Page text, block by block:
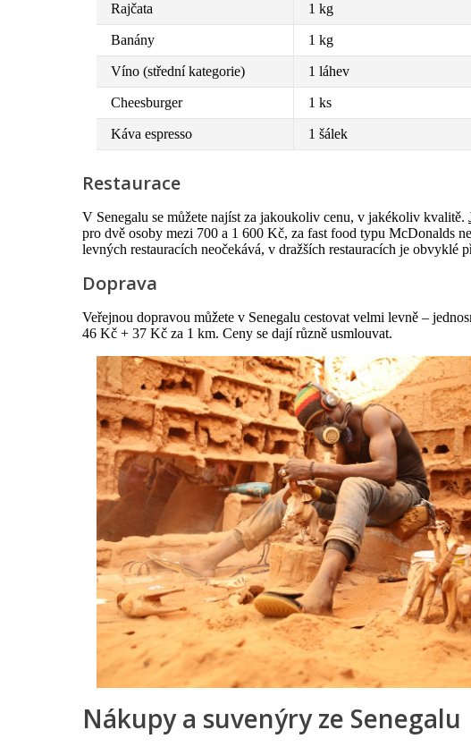
Rajčata 1 kg
Banány 1 kg
Víno (střední kategorie) 1 láhev
Cheesburger 1 ks
Káva espresso 1 šálek
Restaurace
V Senegalu se můžete najíst za jakoukoliv cenu, v jakékoliv kvalitě.
pro dvě osoby mezi 700 a 1 600 Kč, za fast food typu McDonalds
levných restauracích neočekává, v dražších restauracích je obvyklé
Doprava
Veřejnou dopravou můžete v Senegalu cestovat velmi levně –
46 Kč + 37 Kč za 1 km. Ceny se dají různě usmlouvat.
Nákupy a suvenýry ze Senegalu